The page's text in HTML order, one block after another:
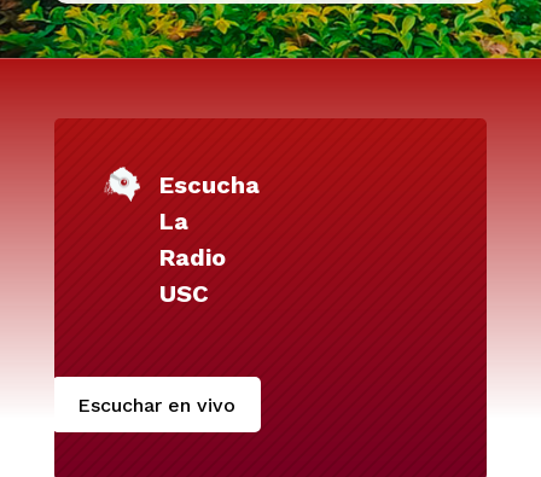
Escucha
La
Radio
USC
Escuchar en vivo